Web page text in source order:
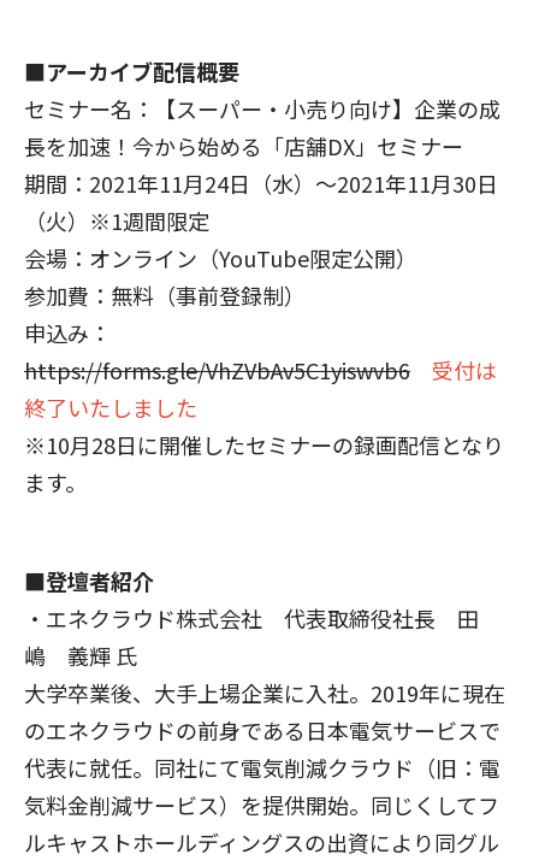
■アーカイブ配信概要
セミナー名：【スーパー・小売り向け】企業の成
長を加速！今から始める「店舗DX」セミナー
期間：2021年11月24日（水）～2021年11月30日
（火）※1週間限定
会場：オンライン（YouTube限定公開）
参加費：無料（事前登録制）
申込み：
https://forms.gle/VhZVbAv5C1yiswvb6 受付は
終了いたしました
※10月28日に開催したセミナーの録画配信となり
ます。
■登壇者紹介
・エネクラウド株式会社 代表取締役社長 田
嶋 義輝 氏
大学卒業後、大手上場企業に入社。2019年に現在
のエネクラウドの前身である日本電気サービスで
代表に就任。同社にて電気削減クラウド（旧：電
気料金削減サービス）を提供開始。同じくしてフ
ルキャストホールディングスの出資により同グル